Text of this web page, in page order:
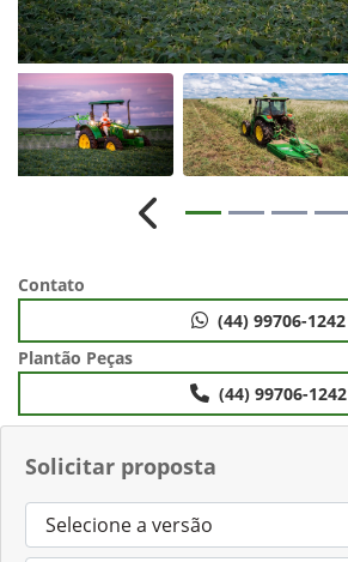
Solicitar proposta
Anterior
Contato
(44) 99706-1242
Plantão Peças
(44) 99706-1242